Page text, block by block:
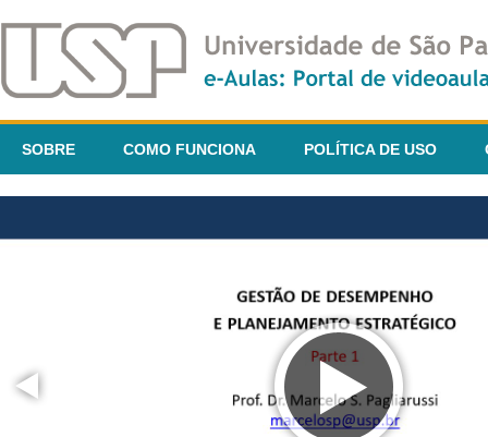
SOBRE COMO FUNCIONA POLÍTICA DE USO